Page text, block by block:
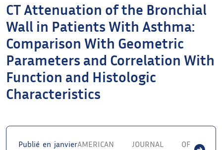
CT Attenuation of the Bronchial
Wall in Patients With Asthma:
Comparison With Geometric
Parameters and Correlation With
Function and Histologic
Characteristics
Publié en janvierAMERICAN JOURNAL OF